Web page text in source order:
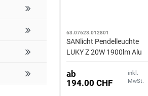
63.07623.012801
SANlicht Pendelleuchte
LUKY Z 20W 1900lm Alu
ab
194.00 CHF
inkl.
MwSt.